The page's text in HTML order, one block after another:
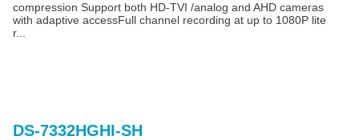
compression Support both HD-TVI /analog and AHD cameras
with adaptive accessFull channel recording at up to 1080P lite
r...
DS-7332HGHI-SH